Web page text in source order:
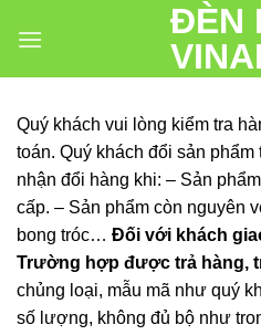
đến
ĐÈN
Quý khách vui lòng kiểm tra
toán. Quý khách đổi sản
nhận đổi hàng khi: – Sản
cấp. – Sản phẩm còn nguyên
bong tróc… Đối với khách
Trường hợp được trả hàng,
chủng loại, mẫu mã như quý
số lượng, không đủ bộ như